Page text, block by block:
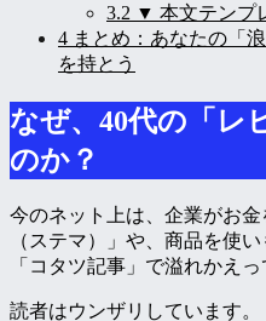
3.2 ▼ 本文テンプ
4 まとめ：あなたの「
を持とう
なぜ、40代の「レ
のか？
今のネット上は、企業がお
（ステマ）」や、商品を使
「コタツ記事」で溢れかえっ
読者はウンザリしています